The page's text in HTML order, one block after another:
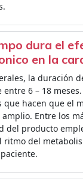
dura el
en la
la duración
6 – 18
que hacen que el
Entre los
del producto
ritmo del